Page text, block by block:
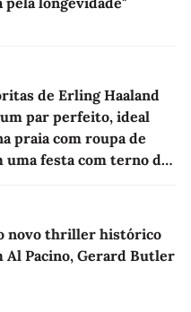
de Erling Haaland
par perfeito, ideal
praia com roupa de
uma festa com terno de
novo thriller histórico
Al Pacino, Gerard Butler